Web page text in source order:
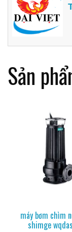
Sản
máy bơm chìm
shimge